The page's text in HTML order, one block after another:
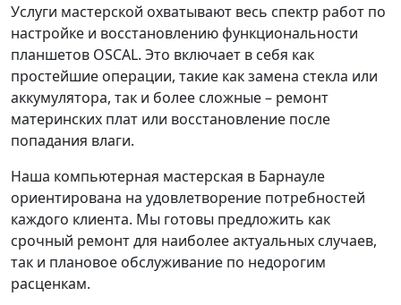
Услуги мастерской охватывают весь спектр работ по
настройке и восстановлению функциональности
планшетов OSCAL. Это включает в себя как
простейшие операции, такие как замена стекла или
аккумулятора, так и более сложные – ремонт
материнских плат или восстановление после
попадания влаги.
Наша компьютерная мастерская в Барнауле
ориентирована на удовлетворение потребностей
каждого клиента. Мы готовы предложить как
срочный ремонт для наиболее актуальных случаев,
так и плановое обслуживание по недорогим
расценкам.